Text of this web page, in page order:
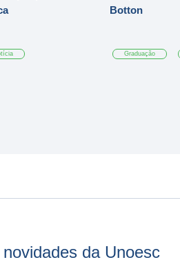
Botton
Graduação
da Unoesc